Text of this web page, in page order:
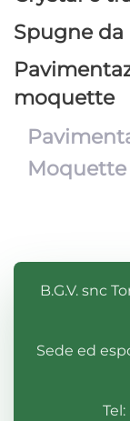
Spugne
moquette
Moquette
B.G.V. snc
Sede ed
Tel: